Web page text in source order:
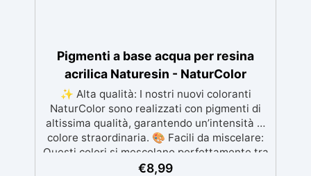
Pigmenti a base acqua per resina
acrilica Naturesin - NaturColor
✨ Alta qualità: I nostri nuovi coloranti
NaturColor sono realizzati con pigmenti di
altissima qualità, garantendo un’intensità di
colore straordinaria. 🎨 Facili da miscelare:
Questi colori si mescolano perfettamente tra
loro, permettendoti di creare infiniti toni e
€8,99